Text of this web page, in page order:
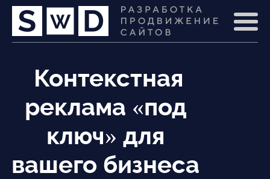
Контекстная
реклама «под
ключ» для
вашего бизнеса